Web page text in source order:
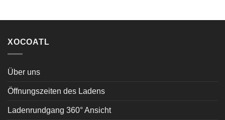
XOCOATL
Über uns
Öffnungszeiten des Ladens
Ladenrundgang 360° Ansicht